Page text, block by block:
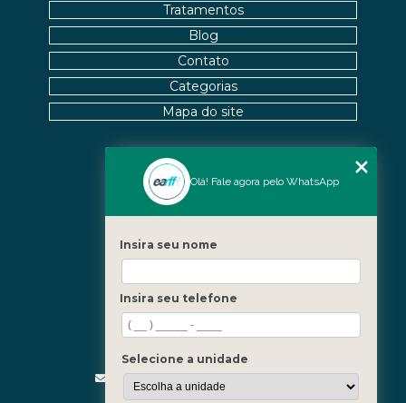
Fale Conosco
(21) 3619-5657
(21) 99390-3850
contato@fisioterapiainvestigativa.com
Segunda a sexta, das 7h às 21h
Nossas Unidades
Barra - Rio de Janeiro
Tratamentos
Blog
Contato
Categorias
Mapa do site
Olá! Fale agora pelo WhatsApp
Insira seu nome
Insira seu telefone
Selecione a unidade